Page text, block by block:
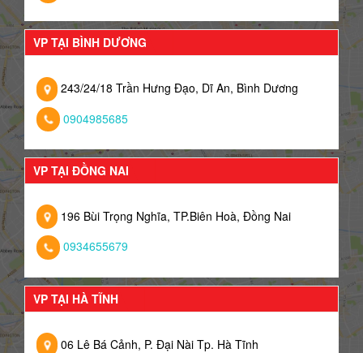
VP TẠI BÌNH DƯƠNG
243/24/18 Trần Hưng Đạo, Dĩ An, Bình Dương
0904985685
VP TẠI ĐỒNG NAI
196 Bùi Trọng Nghĩa, TP.Biên Hoà, Đồng Nai
0934655679
VP TẠI HÀ TĨNH
06 Lê Bá Cảnh, P. Đại Nài Tp. Hà Tĩnh